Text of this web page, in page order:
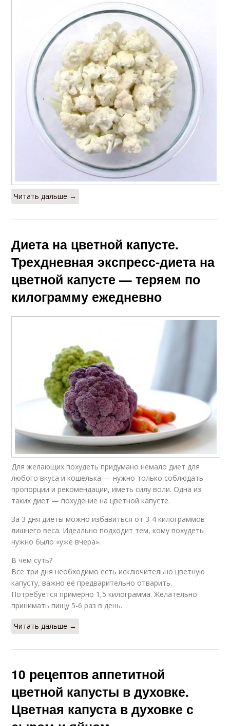
Читать дальше →
Диета на цветной капусте.
Трехдневная экспресс-диета на
цветной капусте — теряем по
килограмму ежедневно
Для желающих похудеть придумано немало диет для
любого вкуса и кошелька — нужно только соблюдать
пропорции и рекомендации, иметь силу воли. Одна из
таких диет — похудение на цветной капусте.
За 3 дня диеты можно избавиться от 3-4 килограммов
лишнего веса. Идеально подходит тем, кому похудеть
нужно было «уже вчера».
В чем суть?
Все три дня необходимо есть исключительно цветную
капусту, важно её предварительно отварить.
Потребуется примерно 1,5 килограмма. Желательно
принимать пищу 5-6 раз в день.
Читать дальше →
10 рецептов аппетитной
цветной капусты в духовке.
Цветная капуста в духовке с